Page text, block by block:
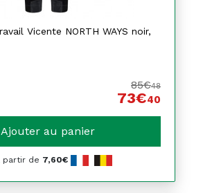
Vicente NORTH WAYS noir,
85€48
73€40
Ajouter au panier
partir de 7,60€